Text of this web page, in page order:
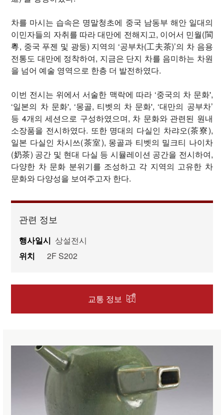
차를 마시는 습속은 명말청초에 중국 남동부 해안 일대의
이민자들의 자취를 따라 대만에 전해지고, 이어서 민월(閩
粵, 중국 푸젠 및 광둥) 지역의 ‘공부차(工夫茶)’의 차 음용
전통도 대만에 정착하여, 지금은 단지 차를 음미하는 차원
을 넘어 예술 영역으로 한층 더 발전하였다.
이번 전시는 위에서 서술한 맥락에 따라 ‘중국의 차 문화',
‘일본의 차 문화', ‘몽골, 티벳의 차 문화', ‘대만의 공부차’
등 4개의 세션으로 구성하였으며, 차 문화와 관련된 원내
소장품을 전시하였다. 또한 명대의 다실인 차랴오(茶寮),
일본 다실인 차시쓰(茶室), 몽골과 티벳의 밀크티 나이차
(奶茶) 공간 및 현대 다실 등 시뮬레이션 공간을 전시하여,
다양한 차 문화 분위기를 조성하고 각 지역의 고유한 차
문화와 다양성을 보여주고자 한다.
관련 정보
행사일시 상설전시
위치
2F S202
교통 정보